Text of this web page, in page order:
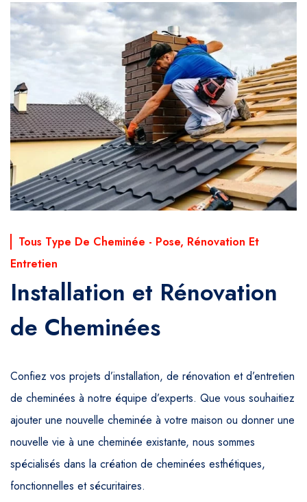
Tous Type De Cheminée - Pose, Rénovation Et
Entretien
Installation et Rénovation
de Cheminées
Confiez vos projets d’installation, de rénovation et d’entretien
de cheminées à notre équipe d’experts. Que vous souhaitiez
ajouter une nouvelle cheminée à votre maison ou donner une
nouvelle vie à une cheminée existante, nous sommes
spécialisés dans la création de cheminées esthétiques,
fonctionnelles et sécuritaires.